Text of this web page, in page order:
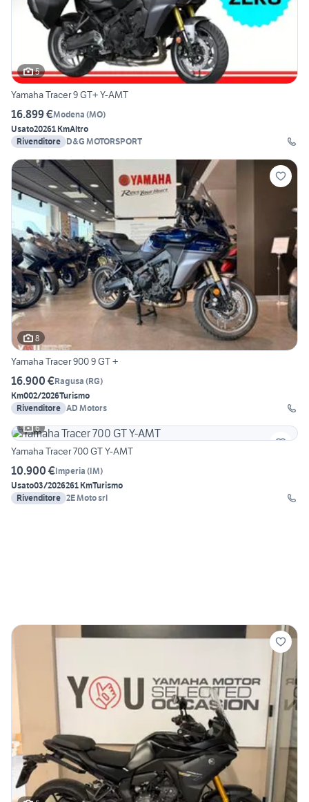
5
Yamaha Tracer 9 GT+ Y-AMT
16.899 €Modena (MO)
Usato20261 KmAltro
Rivenditore D&G MOTORSPORT
8
Yamaha Tracer 900 9 GT +
16.900 €Ragusa (RG)
Km002/2026Turismo
Rivenditore AD Motors
6
Yamaha Tracer 700 GT Y-AMT
10.900 €Imperia (IM)
Usato03/2026261 KmTurismo
Rivenditore 2E Moto srl